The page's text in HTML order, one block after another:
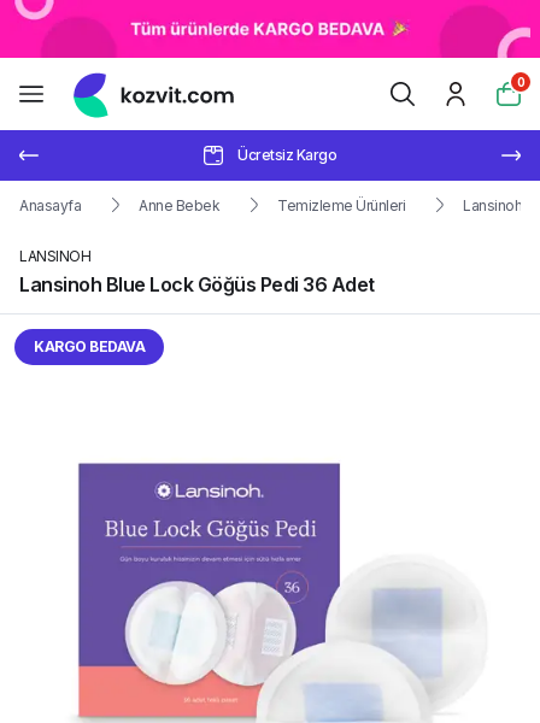
0
Ücretsiz Kargo
Anasayfa Anne Bebek Temizleme Ürünleri Lansinoh
LANSINOH
Lansinoh Blue Lock Göğüs Pedi 36 Adet
KARGO BEDAVA